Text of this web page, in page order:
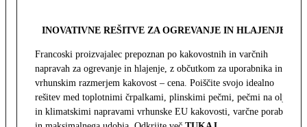
INOVATIVNE REŠITVE ZA OGREVANJE IN HLAJENJE
Francoski proizvajalec prepoznan po kakovostnih in varčnih
napravah za ogrevanje in hlajenje, z občutkom za uporabnika in z
vrhunskim razmerjem kakovost – cena. Poiščite svojo idealno
rešitev med toplotnimi črpalkami, plinskimi pečmi, pečmi na olje
in klimatskimi napravami vrhunske EU kakovosti, varčne porabe